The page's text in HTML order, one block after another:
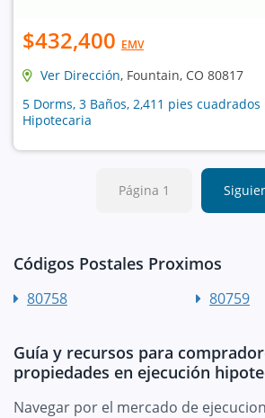
$432,400 EMV
Ver Dirección, Fountain, CO 80817
5 Dorms, 3 Baños, 2,411 pies cuadrados
Hipotecaria
Página 1
Códigos Postales Proximos
80758 80759
Guía y recursos para
propiedades en ejecución
Navegar por el mercado de